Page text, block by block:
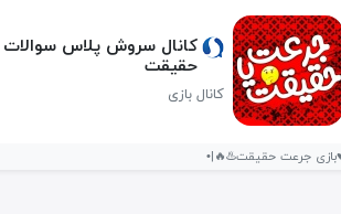
کانال سروش پلاس
حقیقت
کانال بازی
جرعت حقیقت♨️🔥‌|•